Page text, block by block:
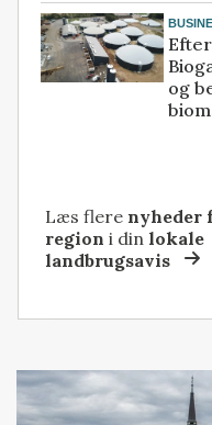
og
Læs flere nyheder
region i dinlokale
landbrugsavis